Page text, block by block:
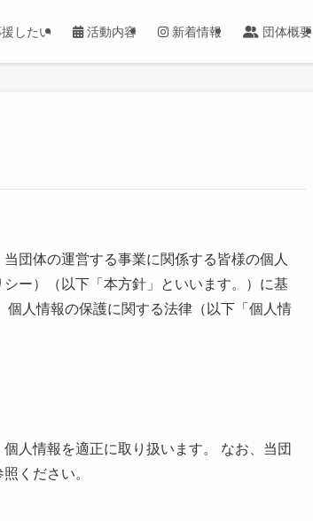
したい 活動内容 新着情報 団体概要
団体の運営する事業に関係する皆様の個人
ー）（以下「本方針」といいます。）に基
人情報の保護に関する法律（以下「個人情
人情報を適正に取り扱います。 なお、当団
ください。